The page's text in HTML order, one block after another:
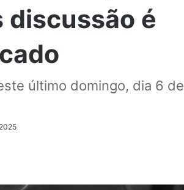
discussão é
último domingo, dia 6 de